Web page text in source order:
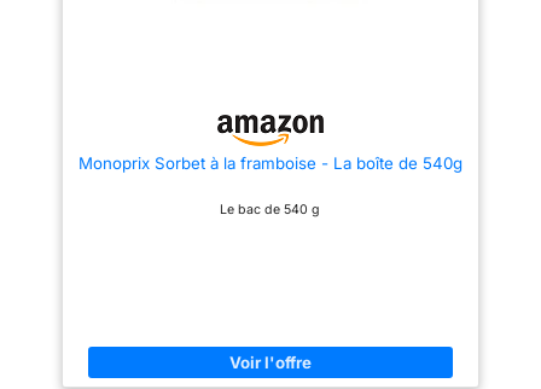
Monoprix Sorbet à la framboise - La boîte de 540g
Le bac de 540 g